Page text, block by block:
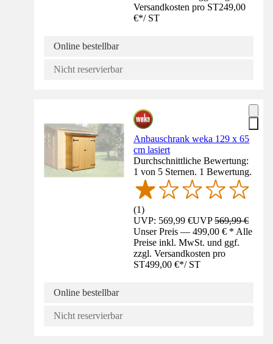
Versandkosten pro ST249,00
€*/ ST
Online bestellbar
Nicht reservierbar
Anbauschrank weka 129 x 65
cm lasiert
Durchschnittliche Bewertung:
1 von 5 Sternen. 1 Bewertung.
(1)
UVP: 569,99 €UVP569,99 €
Unser Preis — 499,00 € * Alle
Preise inkl. MwSt. und ggf.
zzgl. Versandkosten pro
ST499,00 €*/ ST
Online bestellbar
Nicht reservierbar